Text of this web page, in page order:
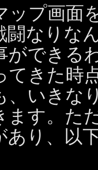
ップ画面
闘なりな
ができる
てきた時
、いきな
ます。た
あり、以